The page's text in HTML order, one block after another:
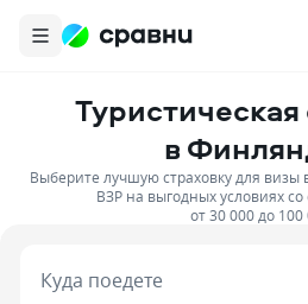
Туристическая
в
Выберите лучшую страховку для
ВЗР на выгодных условиях
от 30 000 до 100
Куда поедете